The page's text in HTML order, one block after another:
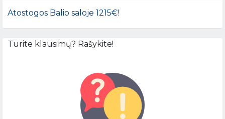
Atostogos Balio saloje 1215€!
Turite klausimų? Rašykite!